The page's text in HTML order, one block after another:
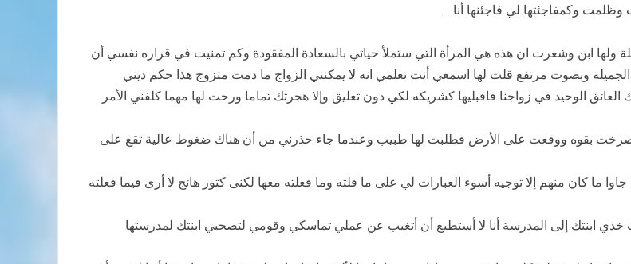
وكمفاجئتها لي فاجئنها أنا…
ولها ابن وشعرت ان هذه هي المرأة التي ستملأ حياتي بالسعادة المفقودة وكم تمنيت في قراره نفسي أن
وبصوت مرتفع قلت لها اسمعي أنت تعلمي انه لا يمكنني الزواج ما دمت متزوج هذا حكم ديني
الوحيد في زواجنا فاقبليها كشريكه لكي دون تعليق وإلا هجرتك تماما ورحت لها مهما كلفني الأمر
صرخت بقوه ووقعت على الأرض فطلبت لها طبيب وعندما جاء حذرني من أن هناك ضغوط عالية تقع على
ما كان منهم إلا توجيه أسوء العبارات لي على ما قلته وما فعلته معها لكنى كثور هائج لا أرى فيما فعلته
ابنتك إلى المدرسة أنا لا أستطيع أن أتغيب عن عملي تماسكي وقومي لتصحبي ابنتك لمدرستها